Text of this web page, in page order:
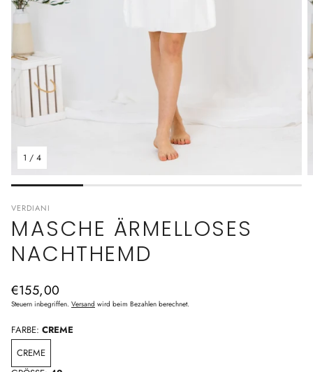
1 / 4
VERDIANI
MASCHE ÄRMELLOSES
NACHTHEMD
Normaler
Preis
€155,00
Steuern inbegriffen. Versand wird beim Bezahlen berechnet.
FARBE: CREME
CREME